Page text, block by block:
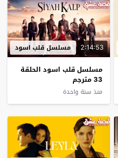
2:14:53 مسلسل قلب اسود
مسلسل قلب اسود الحلقة
33 مترجم
منذ سنة واحدة